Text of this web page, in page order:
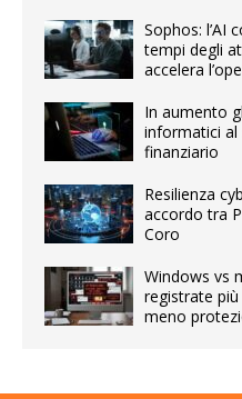
Sophos: l’AI
tempi degli
accelera
In aumento
informatici
finanziario
Resilienza
accordo tra
Coro
Windows vs
registrate
meno